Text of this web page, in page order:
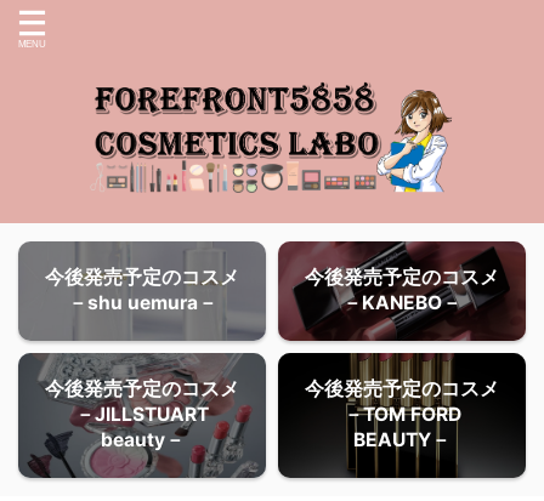
今後発売予定のコスメ
－shu uemura－
今後発売予定のコスメ
－KANEBO－
今後発売予定のコスメ
－JILLSTUART
beauty－
今後発売予定のコスメ
－TOM FORD
BEAUTY－